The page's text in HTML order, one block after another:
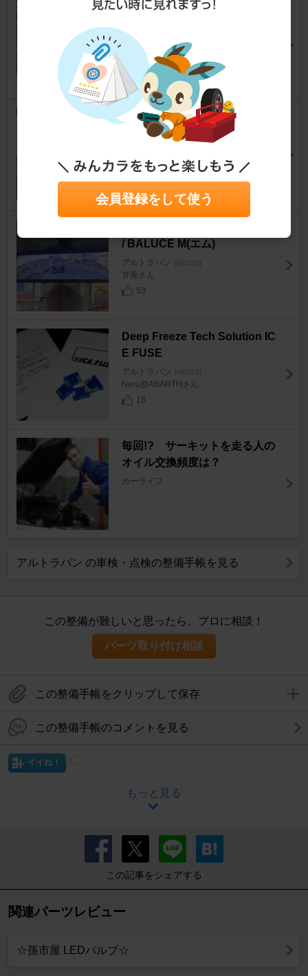
メーカー不明 オイルキャッチタ
アルトラパン [HE22S]
VELL222さん
オーディオファン 低背ヒューズ
計70個入り（5A 7.5A 10A 15A
アルトラパン [HE22S]
Neru@ABARTHさん
17
/ BALUCE M(エム)
アルトラパン [HE22S]
甘兎さん
53
Deep Freeze Tech Solution IC
E FUSE
アルトラパン [HE22S]
Neru@ABARTHさん
18
毎回!? サーキットを走る人の
オイル交換頻度は？
カーライフ
アルトラパン の車検・点検の整備手帳を見る
この整備が難しいと思ったら、プロに相談！
パーツ取り付け相談
この整備手帳をクリップして保存
この整備手帳のコメントを見る
イイね！
もっと見る
この記事をシェアする
関連パーツレビュー
☆孫市屋 LEDバルブ☆
会員登録をして使う